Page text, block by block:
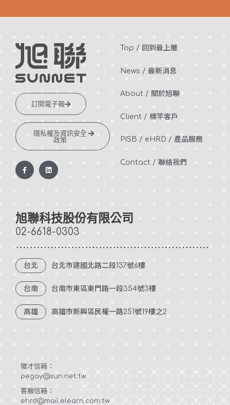
訂閱電子報
隱私權及資訊安全
政策
F
a
c
-
f
L
i
n
n
Top / 回到最上層
News / 最新消息
About / 關於旭聯
Client / 標竿客戶
PISB / eHRD / 產品服務
Contact / 聯絡我們
旭聯科技股份有限公司
02-6618-0303
台北 台北市建國北路二段137號6樓
台南 台南市東區東門路一段354號3樓
高雄 高雄市新興區民權一路251號19樓之2
客服信箱：
ehrd@mail.elearn.com.tw
徵才信箱：
pegay@sun.net.tw